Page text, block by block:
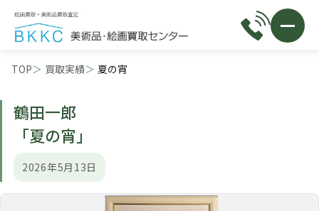
TOP 買取実績 夏の宵
鶴田一郎
「夏の宵」
2026年5月13日